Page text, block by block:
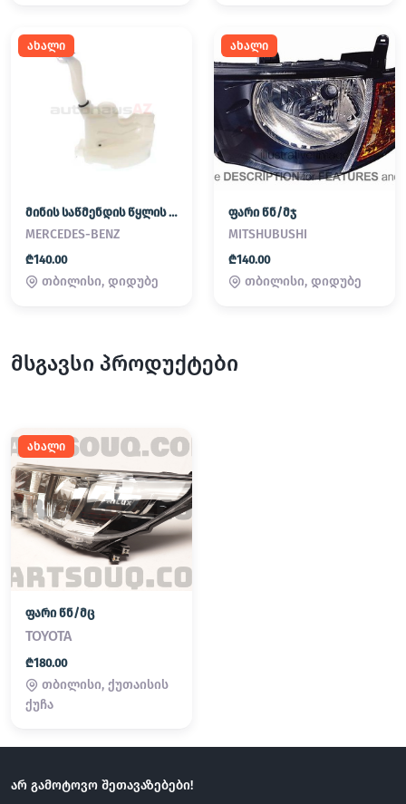
ახალი
მინის საწმენდის წყლის ავზი
MERCEDES-BENZ
₾140.00
თბილისი, დიდუბე
ახალი
ფარი წნ/მჯ
MITSHUBUSHI
₾140.00
თბილისი, დიდუბე
მსგავსი პროდუქტები
ახალი
ფარი წნ/მც
TOYOTA
₾180.00
თბილისი, ქუთაისის
ქუჩა
არ გამოტოვო შეთავაზებები!